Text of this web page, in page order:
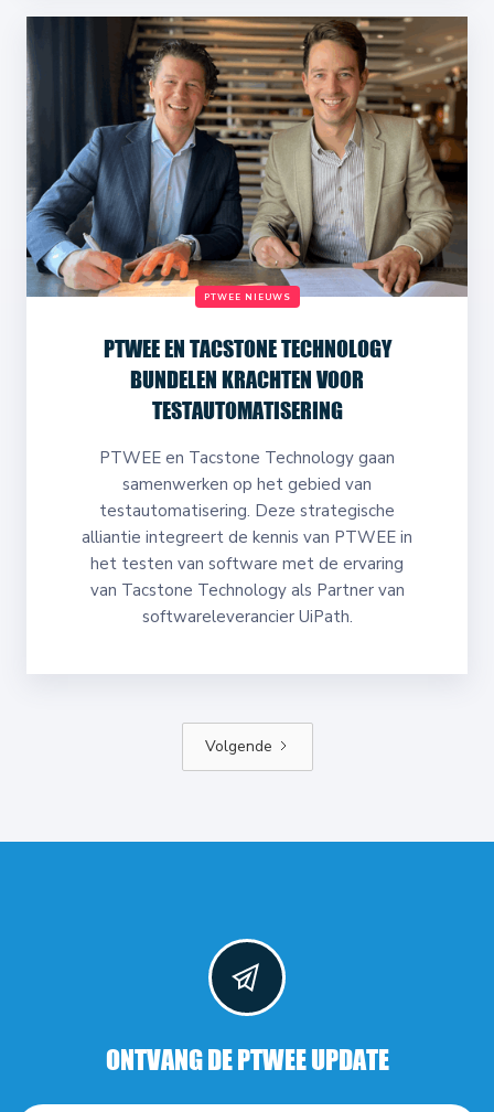
PTWEE NIEUWS
PTWEE EN TACSTONE TECHNOLOGY
BUNDELEN KRACHTEN VOOR
TESTAUTOMATISERING
PTWEE en Tacstone Technology gaan
samenwerken op het gebied van
testautomatisering. Deze strategische
alliantie integreert de kennis van PTWEE in
het testen van software met de ervaring
van Tacstone Technology als Partner van
softwareleverancier UiPath.
Volgende
ONTVANG DE PTWEE UPDATE